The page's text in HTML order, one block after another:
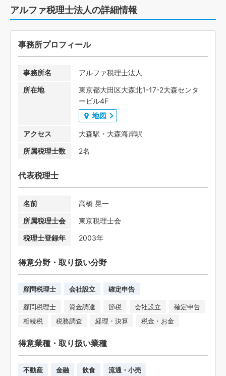
アルファ税理士法人の詳細情報
事務所プロフィール
事務所名
アルファ税理士法人
所在地
東京都大田区大森北1-17-2大森センタ
ービル4F
地図
アクセス
大森駅・大森海岸駅
所属税理士数
2名
代表税理士
名前
高橋 晃一
所属税理士会
東京税理士会
税理士登録年
2003年
得意分野・取り扱い分野
顧問税理士 会社設立 確定申告
顧問税理士 資金調達 節税 会社設立
確定申告
相続税
税務調査 経理・決算 税金・お金
得意業種・取り扱い業種
不動産 金融 飲食 流通・小売